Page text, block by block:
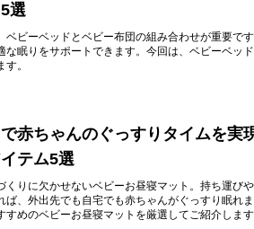
選
ベビーベッドとベビー布団の組み合わせが重要で
な眠りをサポートできます。今回は、ベビーベッ
。
赤ちゃんのぐっすりタイムを実
テム5選
くりに欠かせないベビーお昼寝マット。持ち運び
ば、外出先でも自宅でも赤ちゃんがぐっすり眠れ
めのベビーお昼寝マットを厳選してご紹介します